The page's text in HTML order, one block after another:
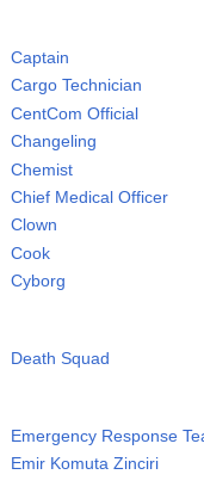
Captain
Cargo Technician
CentCom Official
Changeling
Chemist
Chief Medical Officer
Clown
Cook
Cyborg
Death Squad
Emergency Response
Emir Komuta Zinciri